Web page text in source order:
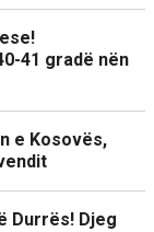
41 gradë nën
e Kosovës,
Durrës! Djeg